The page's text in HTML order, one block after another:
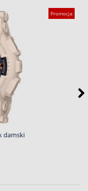
Promocja
damski